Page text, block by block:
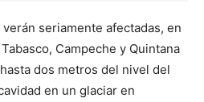
seriamente afectadas, en
Campeche y Quintana
dos metros del nivel del
en un glaciar en